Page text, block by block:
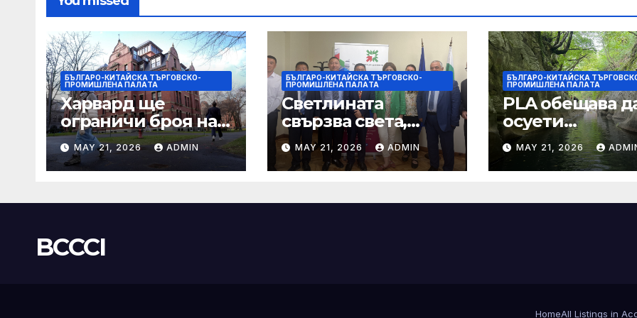
БЪЛГАРО-КИТАЙСКА ТЪРГОВСКО-
ПРОМИШЛЕНА ПАЛAТА
Харвард ще
ограничи броя на
A-класите, въпреки
силната съпротива
на студентите
MAY 21, 2026 ADMIN
БЪЛГАРО-КИТАЙСКА ТЪРГОВСКО-
ПРОМИШЛЕНА ПАЛAТА
Светлината
свързва света,
мъдростта води
бъдещето
MAY 21, 2026 ADMIN
БЪЛГАРО-КИТАЙСКА
ПРОМИШЛЕНА ПАЛAТА
PLA обещава
осуети
провокациите
Тайван“.
MAY 21, 2026
BCCCI
HomeAll Listings in